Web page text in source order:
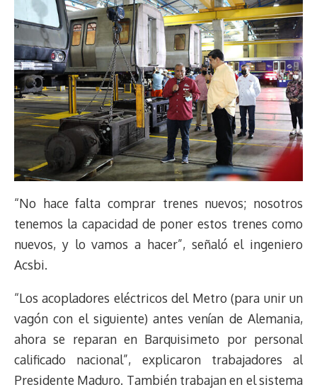
“No hace falta comprar trenes nuevos; nosotros
tenemos la capacidad de poner estos trenes como
nuevos, y lo vamos a hacer”, señaló el ingeniero
Acsbi.
“Los acopladores eléctricos del Metro (para unir un
vagón con el siguiente) antes venían de Alemania,
ahora se reparan en Barquisimeto por personal
calificado nacional”, explicaron trabajadores al
Presidente Maduro. También trabajan en el sistema